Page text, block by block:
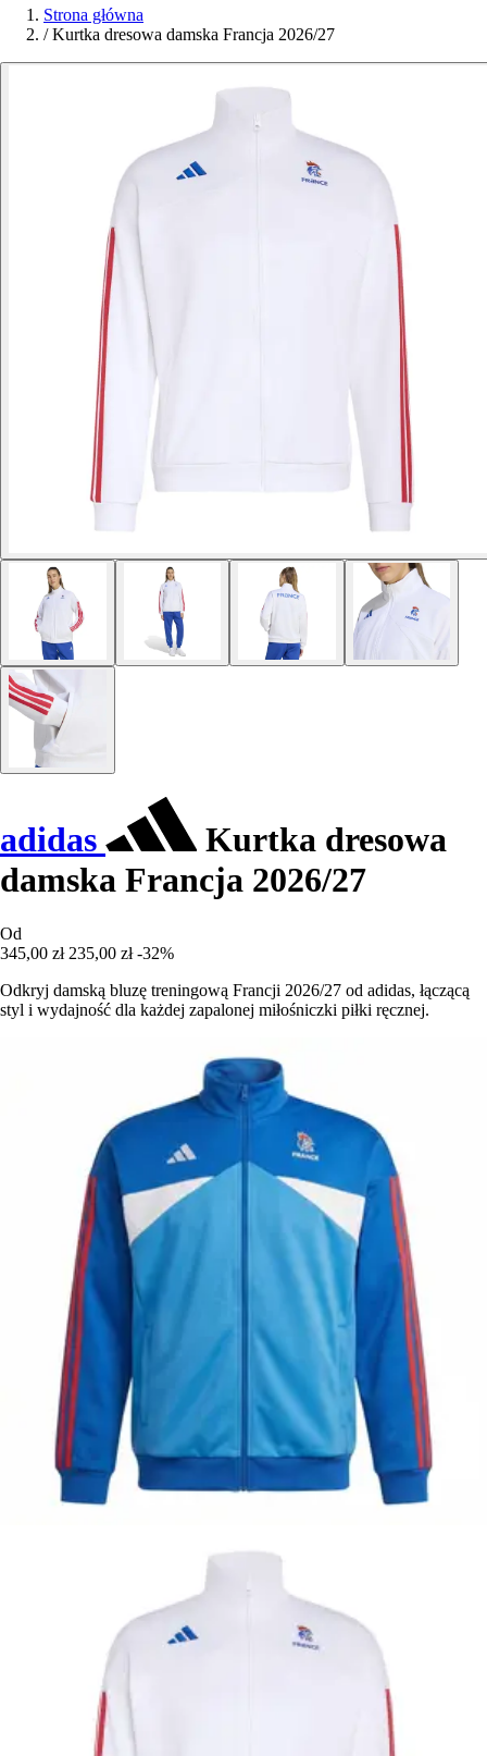
Strona główna
/ Kurtka dresowa damska Francja 2026/27
adidas
Kurtka dresowa
damska Francja 2026/27
Od
345,00 zł 235,00 zł -32%
Odkryj damską bluzę treningową Francji 2026/27 od adidas, łączącą
styl i wydajność dla każdej zapalonej miłośniczki piłki ręcznej.